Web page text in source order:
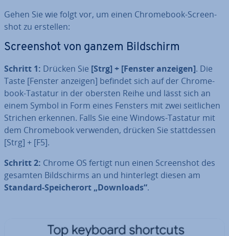
Gehen Sie wie folgt vor, um einen Chrome­book-Screen­
shot zu erstellen:
Screen­shot von ganzem Bild­schirm
Schritt 1: Drücken Sie [Strg] + [Fenster anzeigen]. Die
Taste [Fenster anzeigen] befindet sich auf der Chrome­
book-Tastatur in der obersten Reihe und lässt sich an
einem Symbol in Form eines Fensters mit zwei seit­li­chen
Strichen erkennen. Falls Sie eine Windows-Tastatur mit
dem Chrome­book verwenden, drücken Sie statt­des­sen
[Strg] + [F5].
Schritt 2: Chrome OS fertigt nun einen Screen­shot des
gesamten Bild­schirms an und hin­ter­legt diesen am
Standard-Spei­cher­ort „Downloads“.